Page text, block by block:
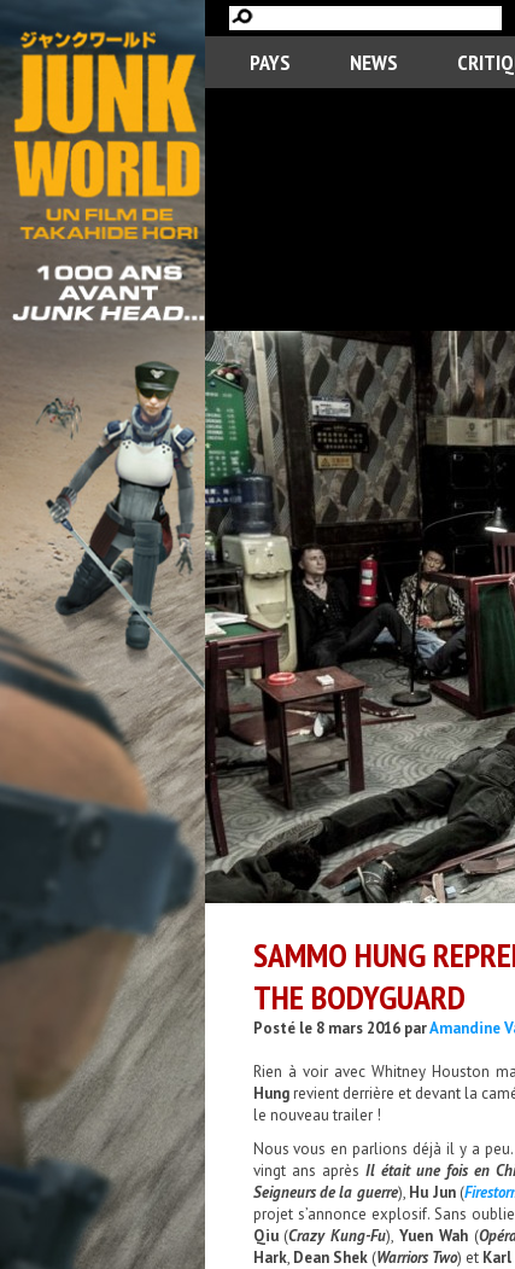
PAYS NEWS
SAMMO HUNG
THE BODYGUARD
Posté le 8 mars 2016 parAmandine
Rien à voir avec Whitney Houston
Hungrevient derrière et devant la
le nouveau trailer !
Nous vous en parlions déjà il y a
vingt ans après Il était une fois en
Seigneurs de la guerre), Hu Jun(
projet s’annonce explosif. Sans
Qiu(Crazy Kung-Fu),Yuen Wah (
Hark, Dean Shek(Warriors Two) et Karl